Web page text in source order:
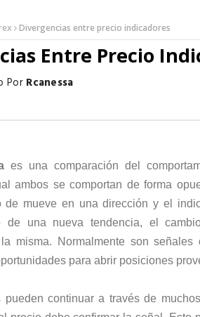
Divergencias entre precio indicadores
Entre Precio
Por Rcanessa
es una comparación del
ambos se comportan de forma
de mueve en una dirección y el
de una nueva tendencia, el
misma. Normalmente son
para abrir posiciones
pueden continuar a través de